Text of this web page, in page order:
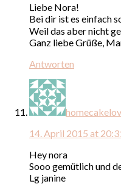
Liebe Nora!
Bei dir ist es einfach
Weil das aber nicht
Ganz liebe Grüße,
Antworten
14. April 2015 at
Hey nora
Sooo gemütlich und
Lg janine